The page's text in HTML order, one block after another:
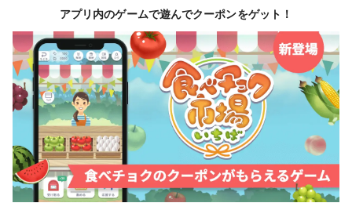
アプリ内のゲームで遊んでクーポンをゲット！